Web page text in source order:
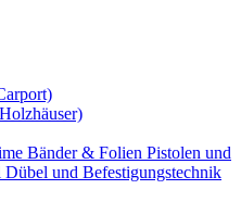
Bänder & Folien Pistolen und
Dübel und Befestigungstechnik